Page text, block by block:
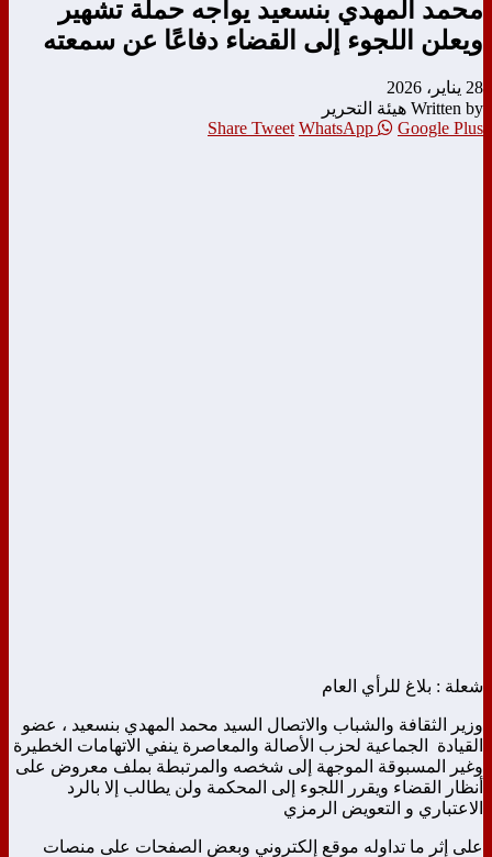
محمد المهدي بنسعيد يواجه حملة تشهير
ويعلن اللجوء إلى القضاء دفاعًا عن سمعته
28 يناير، 2026
Written by هيئة التحرير
Share Tweet WhatsApp Google Plus
شعلة : بلاغ للرأي العام
وزير الثقافة والشباب والاتصال السيد محمد المهدي بنسعيد ، عضو
القيادة الجماعية لحزب الأصالة والمعاصرة ينفي الاتهامات الخطيرة
وغير المسبوقة الموجهة إلى شخصه والمرتبطة بملف معروض على
أنظار القضاء ويقرر اللجوء إلى المحكمة ولن يطالب إلا بالرد
الاعتباري و التعويض الرمزي
على إثر ما تداوله موقع إلكتروني وبعض الصفحات على منصات